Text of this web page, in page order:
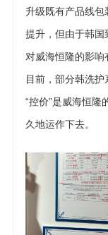
升级既有产品线包
提升，但由于韩国
对威海恒隆的影响
目前，部分韩洗护
“控价”是威海恒隆
久地运作下去。